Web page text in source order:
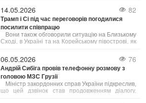
липня у 71-річному віці. Похорон відбудеться 28
липня у Вашингтонському національному
соборі. Очікується, що Трамп виступить із
промовою на вшанування пам'яті сенатора.
14.05.2026 82
Трамп і Сі під час переговорів погодилися
посилити співпрацю
Вони також обговорили ситуацію на Близькому
Сході, в Україні та на Корейському півострові, як
Будинку народних зборів у Пекіні в рамках
державного візиту Трампа до Китаю.
06.05.2026 76
Андрій Сибіга провів телефонну розмову з
головою МЗС Грузії
Міністр закордонних справ України підкреслив,
що цей дзвінок став продовженням діалогу,